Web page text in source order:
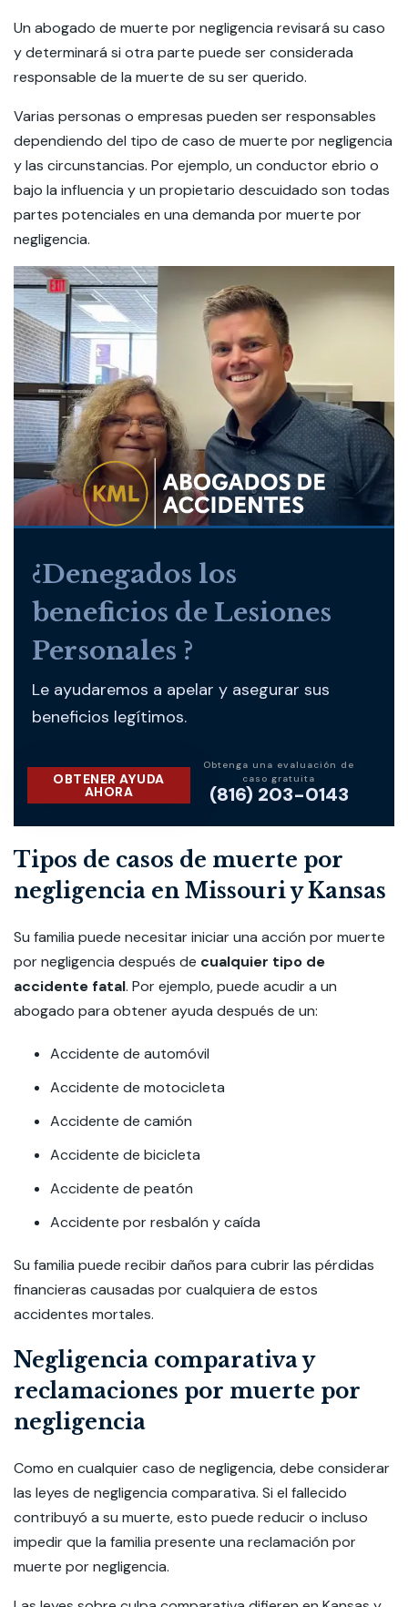
Un abogado de muerte por negligencia revisará su caso
y determinará si otra parte puede ser considerada
responsable de la muerte de su ser querido.
Varias personas o empresas pueden ser responsables
dependiendo del tipo de caso de muerte por negligencia
y las circunstancias. Por ejemplo, un conductor ebrio o
bajo la influencia y un propietario descuidado son todas
partes potenciales en una demanda por muerte por
negligencia.
¿Denegados los
beneficios de Lesiones
Personales ?
Le ayudaremos a apelar y asegurar sus
beneficios legítimos.
OBTENER AYUDA
AHORA
Obtenga una evaluación de
caso gratuita
(816) 203-0143
Tipos de casos de muerte por
negligencia en Missouri y Kansas
Su familia puede necesitar iniciar una acción por muerte
por negligencia después de cualquier tipo de
accidente fatal. Por ejemplo, puede acudir a un
abogado para obtener ayuda después de un:
Accidente de automóvil
Accidente de motocicleta
Accidente de camión
Accidente de bicicleta
Accidente de peatón
Accidente por resbalón y caída
Su familia puede recibir daños para cubrir las pérdidas
financieras causadas por cualquiera de estos
accidentes mortales.
Negligencia comparativa y
reclamaciones por muerte por
negligencia
Como en cualquier caso de negligencia, debe considerar
las leyes de negligencia comparativa. Si el fallecido
contribuyó a su muerte, esto puede reducir o incluso
impedir que la familia presente una reclamación por
muerte por negligencia.